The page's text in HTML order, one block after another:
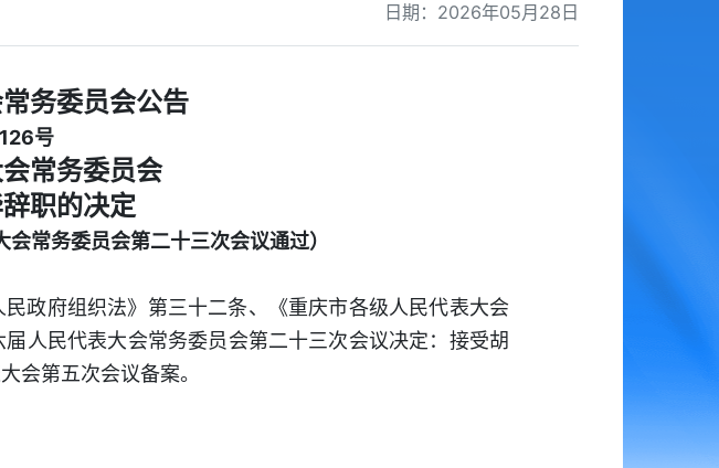
日期：2026年05月28日
务委员会公告
号
常务委员会
职的决定
常务委员会第二十三次会议通过）
政府组织法》第三十二条、《重庆市各级人民代表大会
人民代表大会常务委员会第二十三次会议决定：接受胡
会第五次会议备案。